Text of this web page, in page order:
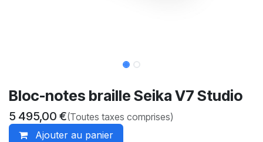
Bloc-notes braille Seika V7 Studio
5 495,00 €(Toutes taxes comprises)
Ajouter au panier